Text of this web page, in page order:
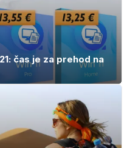
čas je za prehod na